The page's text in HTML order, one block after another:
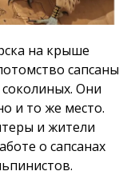
на крыше
сапсаны
Они
и то же место.
и жители
о сапсанах